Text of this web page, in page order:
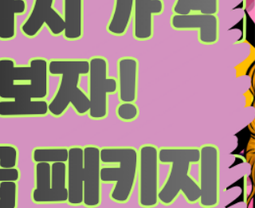
로 해소 전문 이런 업소들은 스트레스 해소와 휴식
중심 의 서비